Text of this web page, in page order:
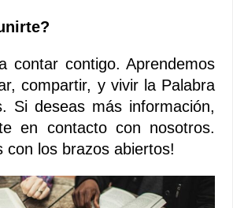
contar contigo. Aprendemos
compartir, y vivir la Palabra
Si deseas más información,
en contacto con nosotros.
con los brazos abiertos!